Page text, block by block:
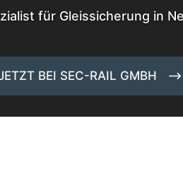
für Gleissicherung in
BEI SEC-RAIL GMBH